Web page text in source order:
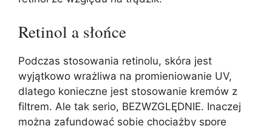
Retinol a słońce
Podczas stosowania retinolu, skóra jest
wyjątkowo wrażliwa na promieniowanie UV,
dlatego konieczne jest stosowanie kremów z
filtrem. Ale tak serio, BEZWZGLĘDNIE. Inaczej
można zafundować sobie chociażby spore